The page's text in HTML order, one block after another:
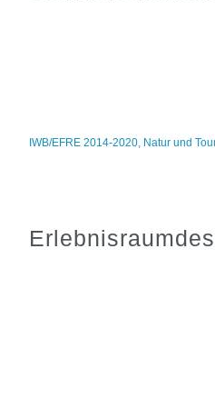
IWB/EFRE 2014-2020, Natur und